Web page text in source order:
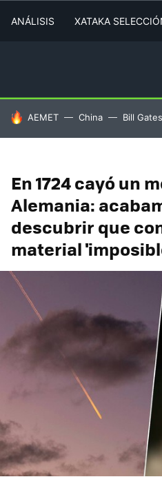
ANÁLISIS XATAKA
HOY SE HABLA DE
AEMET China Bill Gates
En 1724 cayó un
Alemania:
descubrir que
material